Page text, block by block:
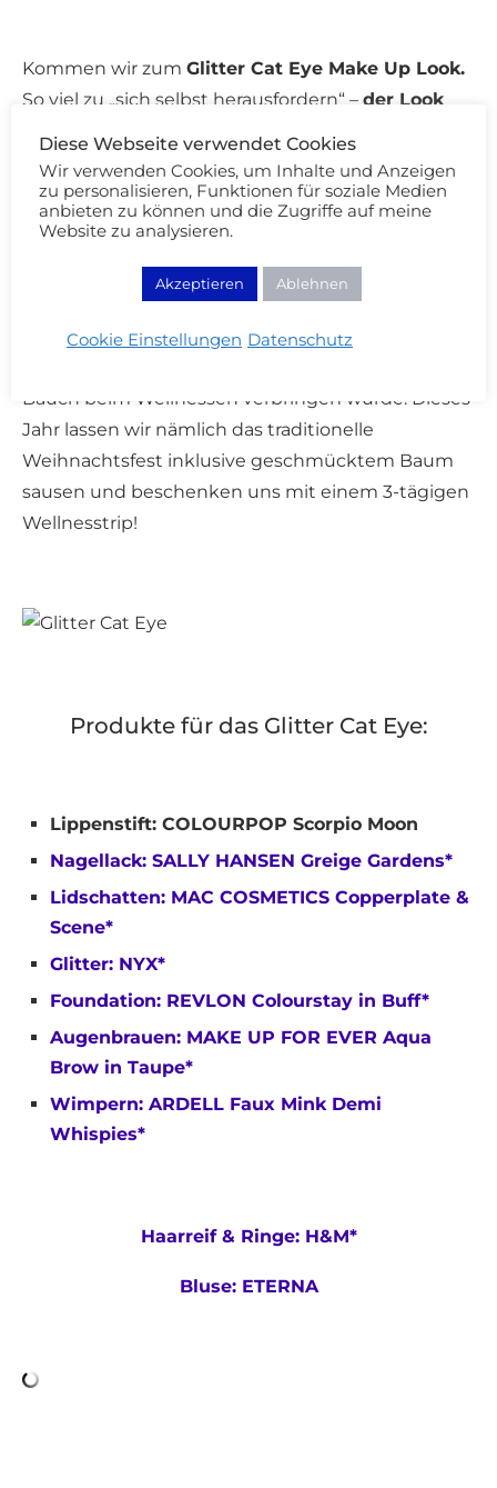
Kommen wir zum Glitter Cat Eye Make Up Look.
So viel zu „sich selbst herausfordern“ – der Look
beim dunkelblauen Blumenhaarreif, bis zum
glitzernden Augenmakeup und meinem neuen
Lux Lipstick von COLOURPOP.
Von Scheitel bis Kinn genau mein Gusto! Ich
würde fast sagen:ein toller Make Up Look für
Weihnachten– wenn ich die Feiertage nicht
Bauch beim Wellnessen verbringen würde. Dieses
Jahr lassen wir nämlich das traditionelle
Weihnachtsfest inklusive geschmücktem Baum
sausen und beschenken uns mit einem 3-tägigen
Wellnesstrip!
Produkte für das Glitter Cat Eye:
Lippenstift: COLOURPOP Scorpio Moon
Nagellack: SALLY HANSEN Greige Gardens*
Lidschatten: MAC COSMETICS Copperplate &
Scene*
Glitter: NYX*
Foundation: REVLON Colourstay in Buff*
Augenbrauen: MAKE UP FOR EVER Aqua
Brow in Taupe*
Wimpern: ARDELL Faux Mink Demi
Whispies*
Haarreif & Ringe: H&M*
Bluse: ETERNA
Diese Webseite verwendet Cookies
Wir verwenden Cookies, um Inhalte und Anzeigen
zu personalisieren, Funktionen für soziale Medien
anbieten zu können und die Zugriffe auf meine
Website zu analysieren.
Akzeptieren Ablehnen
Cookie Einstellungen Datenschutz